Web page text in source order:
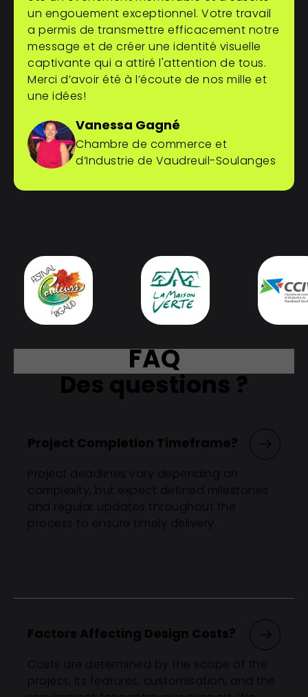
un engouement exceptionnel. Votre travail
a permis de transmettre efficacement notre
message et de créer une identité visuelle
captivante qui a attiré l'attention de tous.
Merci d’avoir été à l’écoute de nos mille et
une idées!
Vanessa Gagné
Chambre de commerce et
d’Industrie de Vaudreuil-Soulanges
FAQ
Des questions ?
Project Completion Timeframe?
Project deadlines vary depending on
complexity, but expect defined milestones
and regular updates throughout the
process to ensure timely delivery.
Factors Affecting Design Costs?
Costs are determined by the scope of the
project, its features, customisation, and the